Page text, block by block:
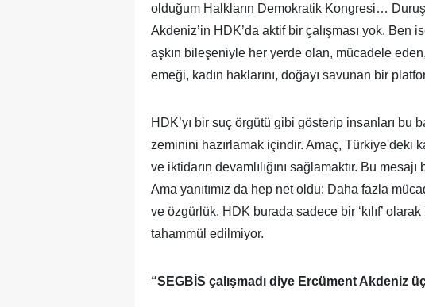
olduğum Halkların Demokratik Kongresi…
Akdeniz’in HDK’da aktif bir çalışması yok.
aşkın bileşeniyle her yerde olan, mücadele
emeği, kadın haklarını, doğayı savunan bir
HDK’yı bir suç örgütü gibi gösterip insanları bu
zeminini hazırlamak içindir. Amaç, Türkiye'deki
ve iktidarın devamlılığını sağlamaktır. Bu
Ama yanıtımız da hep net oldu: Daha fazla
ve özgürlük. HDK burada sadece bir ‘kılıf’
tahammül edilmiyor.
“SEGBİS çalışmadı diye Ercüment Akdeniz